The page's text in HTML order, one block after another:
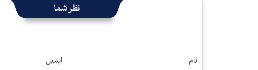
نظر شما
نام ایمیل